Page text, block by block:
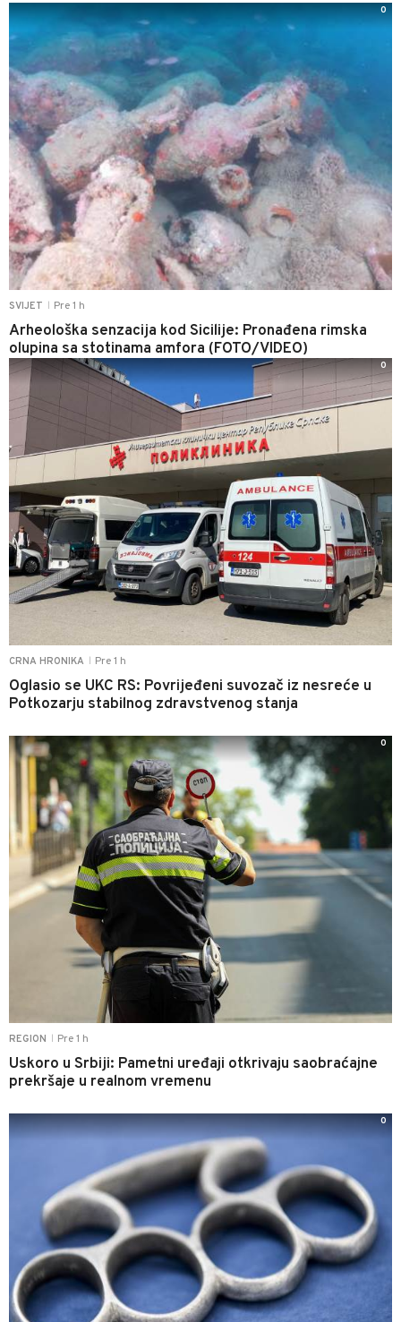
SVIJET Pre 1 h
Arheološka senzacija kod Sicilije: Pronađena rimska
olupina sa stotinama amfora (FOTO/VIDEO)
0
CRNA HRONIKA Pre 1 h
Oglasio se UKC RS: Povrijeđeni suvozač iz nesreće u
Potkozarju stabilnog zdravstvenog stanja
0
REGION Pre 1 h
Uskoro u Srbiji: Pametni uređaji otkrivaju saobraćajne
prekršaje u realnom vremenu
0
0